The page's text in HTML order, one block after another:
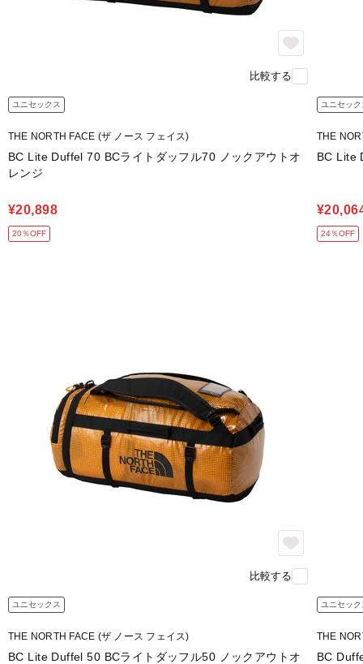
比較する
ユニセックス
THE NORTH FACE (ザ ノース フェイス)
BC Lite Duffel 70 BCライトダッフル70 ノックアウトオ
レンジ
¥20,898
20％OFF
ユニセック
THE
BC Lite
24％OFF
比較する
ユニセックス
THE NORTH FACE (ザ ノース フェイス)
BC Lite Duffel 50 BCライトダッフル50 ノックアウトオ
ユニセック
THE
BC